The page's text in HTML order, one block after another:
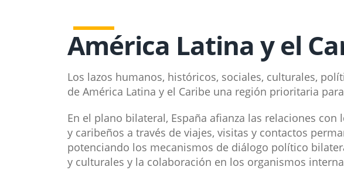
América Latina y el
​Los lazos humanos, históricos, sociales, culturales,
de América Latina y el Caribe una región prioritaria
En el plano bilateral, España afianza las relaciones
y caribeños a través de viajes, visitas y contactos
potenciando los mecanismos de diálogo político
y culturales y la colaboración en los organismos